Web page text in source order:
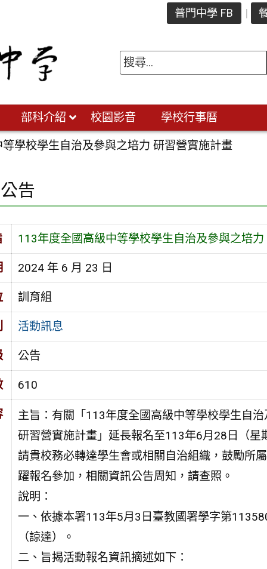
普門中學 FB
部科介紹 校園影音 學校行事曆
學校學生自治及參與之培力 研習營實施計畫
告
113年度全國高級中等學校學生自治及參與之培
2024 年 6 月 23 日
訓育組
活動訊息
公告
610
主旨：有關「113年度全國高級中等學校學生自
研習營實施計畫」延長報名至113年6月28日（星
請貴校務必轉達學生會或相關自治組織，鼓勵所
躍報名參加，相關資訊公告周知，請查照。
說明：
一、依據本署113年5月3日臺教國署學字第
（諒達）。
二、旨揭活動報名資訊摘述如下：